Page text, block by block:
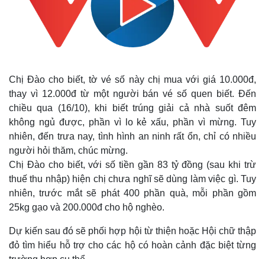
Chị Đào cho biết, tờ vé số này chị mua với giá 10.000đ,
thay vì 12.000đ từ một người bán vé số quen biết. Đến
chiều qua (16/10), khi biết trúng giải cả nhà suốt đêm
không ngủ được, phần vì lo kẻ xấu, phần vì mừng. Tuy
nhiên, đến trưa nay, tình hình an ninh rất ổn, chỉ có nhiều
người hỏi thăm, chúc mừng.
Chị Đào cho biết, với số tiền gần 83 tỷ đồng (sau khi trừ
thuế thu nhập) hiện chị chưa nghĩ sẽ dùng làm việc gì. Tuy
nhiên, trước mắt sẽ phát 400 phần quà, mỗi phần gồm
25kg gạo và 200.000đ cho hộ nghèo.
Dự kiến sau đó sẽ phối hợp hội từ thiện hoặc Hội chữ thập
đỏ tìm hiểu hỗ trợ cho các hộ có hoàn cảnh đặc biệt từng